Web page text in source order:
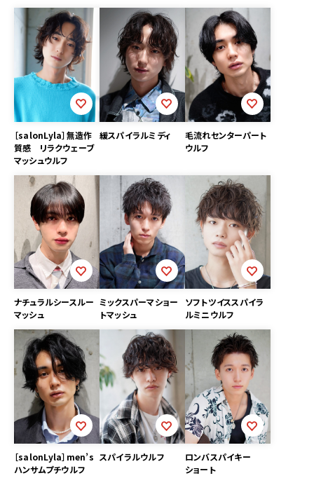
［salonLyla］無造作
質感 リラクウェーブ
マッシュウルフ
緩スパイラルミディ
毛流れセンターパート
ウルフ
ナチュラルシースルー
マッシュ
ミックスパーマショー
トマッシュ
ソフトツイススパイラ
ルミニウルフ
［salonLyla］men’s
ハンサムプチウルフ
スパイラルウルフ
ロンバスパイキー
ショート